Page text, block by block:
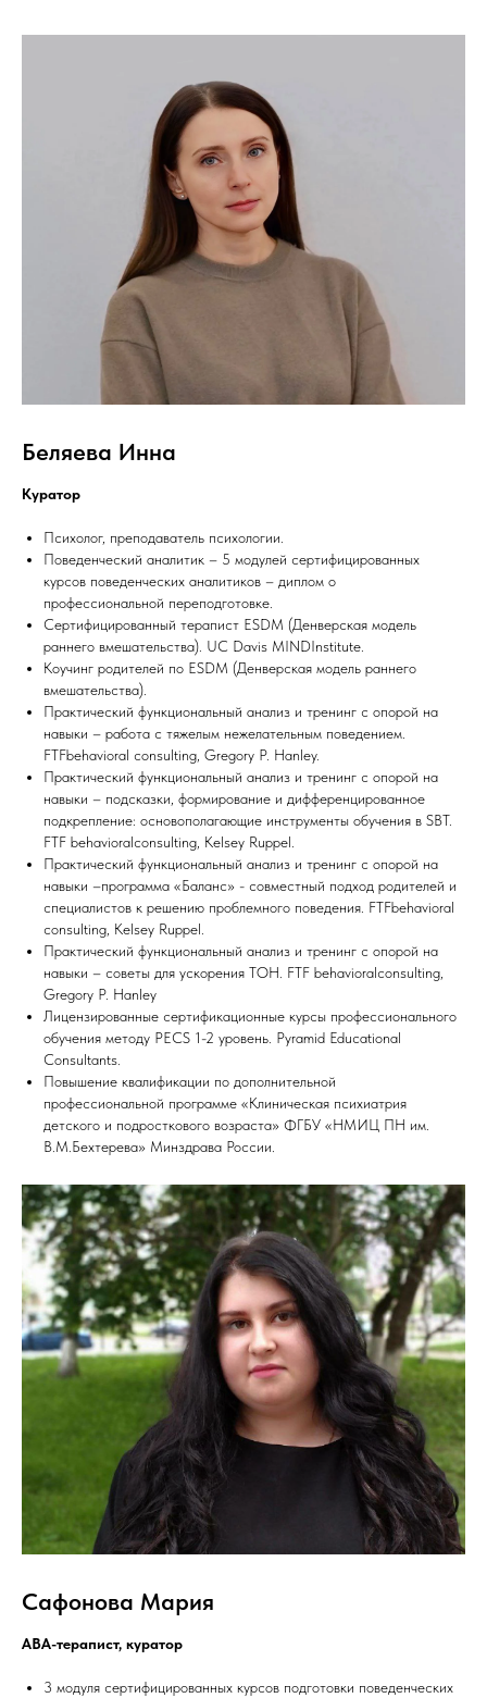
Беляева Инна
Куратор
Психолог, преподаватель психологии.
Поведенческий аналитик – 5 модулей сертифицированных
курсов поведенческих аналитиков – диплом о
профессиональной переподготовке.
Сертифицированный терапист ESDM (Денверская модель
раннего вмешательства). UC Davis MINDInstitute.
Коучинг родителей по ESDM (Денверская модель раннего
вмешательства).
Практический функциональный анализ и тренинг с опорой на
навыки – работа с тяжелым нежелательным поведением.
FTFbehavioral consulting, Gregory P. Hanley.
Практический функциональный анализ и тренинг с опорой на
навыки – подсказки, формирование и дифференцированное
подкрепление: основополагающие инструменты обучения в SBT.
FTF behavioralconsulting, Kelsey Ruppel.
Практический функциональный анализ и тренинг с опорой на
навыки –программа «Баланс» - совместный подход родителей и
специалистов к решению проблемного поведения. FTFbehavioral
consulting, Kelsey Ruppel.
Практический функциональный анализ и тренинг с опорой на
навыки – советы для ускорения ТОН. FTF behavioralconsulting,
Gregory P. Hanley
Лицензированные сертификационные курсы профессионального
обучения методу PECS 1-2 уровень. Pyramid Educational
Consultants.
Повышение квалификации по дополнительной
профессиональной программе «Клиническая психиатрия
детского и подросткового возраста» ФГБУ «НМИЦ ПН им.
В.М.Бехтерева» Минздрава России.
Сафонова Мария
АВА-терапист, куратор
3 модуля сертифицированных курсов подготовки поведенческих